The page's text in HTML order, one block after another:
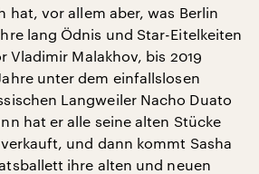
hat, vor allem aber, was Berlin
lang Ödnis und Star-Eitelkeiten
Vladimir Malakhov, bis 2019
unter dem einfallslosen
Langweiler Nacho Duato
hat er alle seine alten Stücke
und dann kommt Sasha
ihre alten und neuen